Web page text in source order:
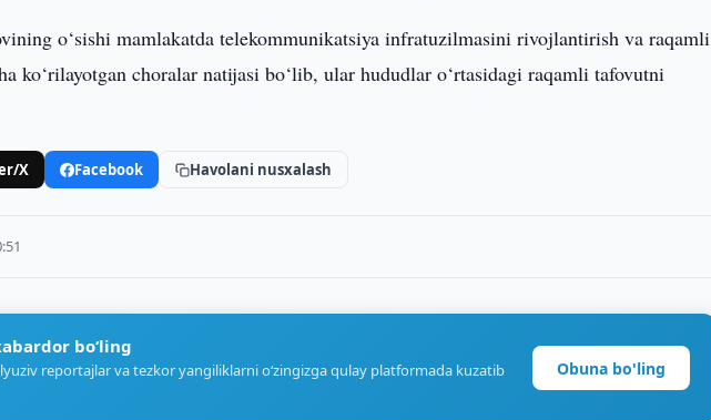
o‘sishi mamlakatda telekommunikatsiya infratuzilmasini rivojlantirish va raqamli
ko‘rilayotgan choralar natijasi bo‘lib, ular hududlar o‘rtasidagi raqamli tafovutni
X Facebook Havolani nusxalash
bo‘ling
reportajlar va tezkor yangiliklarni o‘zingizga qulay platformada kuzatib
Obuna bo'ling